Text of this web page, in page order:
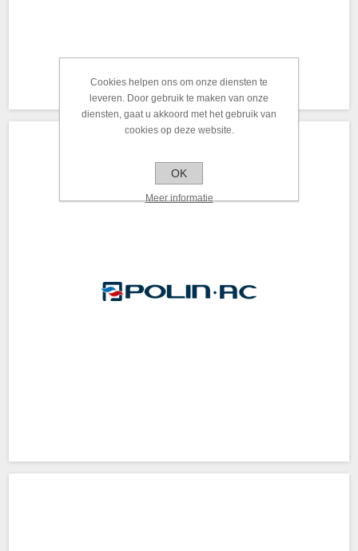
Cookies helpen ons om onze diensten te
leveren. Door gebruik te maken van onze
diensten, gaat u akkoord met het gebruik van
cookies op deze website.
OK
Meer informatie